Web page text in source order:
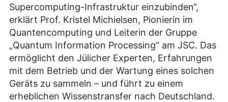
Supercomputing-Infrastruktur einzubinden“,
erklärt Prof. Kristel Michielsen, Pionierin im
Quantencomputing und Leiterin der Gruppe
„Quantum Information Processing“ am JSC. Das
ermöglicht den Jülicher Experten, Erfahrungen
mit dem Betrieb und der Wartung eines solchen
Geräts zu sammeln – und führt zu einem
erheblichen Wissenstransfer nach Deutschland.